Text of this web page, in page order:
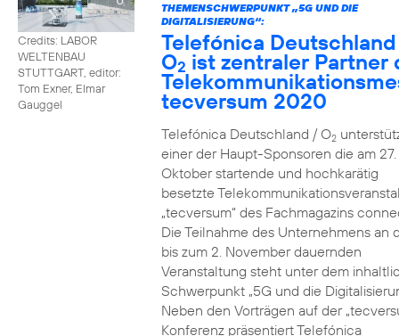
Credits: LABOR
WELTENBAU
STUTTGART, editor:
Tom Exner, Elmar
Gauggel
THEMENSCHWERPUNKT „5G UND DIE
DIGITALISIERUNG“:
Telefónica
O2 ist zentraler Partner
tecversum 2020
Telefónica Deutschland / O2
einer der Haupt-Sponsoren die am 27.
Oktober startende und hochkarätig
besetzte
„tecversum“ des Fachmagazins
Die Teilnahme des Unternehmens an
bis zum 2. November dauernden
Veranstaltung steht unter dem
Schwerpunkt „5G und die
Neben den Vorträgen auf der
Konferenz präsentiert Telefónica